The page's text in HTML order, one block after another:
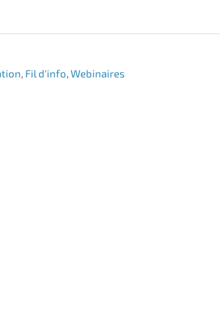
Fil d'info Webinaires